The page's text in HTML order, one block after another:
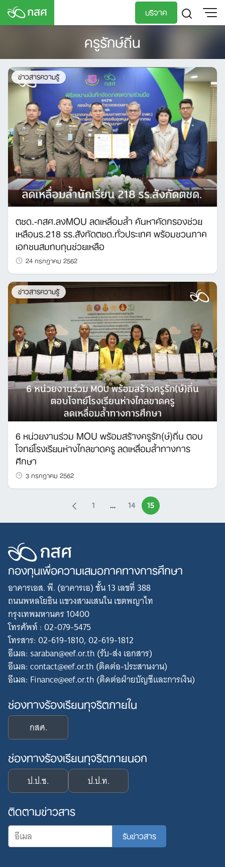
Skip
บริจาค
ครูรักษ์ถิ่น
ข่าวสารความรู้
ตชด.-กสศ.ลงMOU ลดเหลื่อมล้ำ ค้นหาคัดกรองช่วย
เหลือนร.218 รร.สังกัดตชด.ทั่วประเทศ พร้อมชวนภาค
เอกชนสมทบทุนช่วยเหลือ
24 กรกฎาคม 2562
ข่าวสารความรู้
6 หน่วยงานร่วม MOU พร้อมสร้างครูรัก(ษ์)ถิ่น ตอบ
โจทย์โรงเรียนห่างไกลขาดครู ลดเหลื่อมล้ำทางการ
ศึกษา
3 กรกฎาคม 2562
1 … 14 15
กองทุนเพื่อความเสมอภาคทางการศึกษา
อาคารเอส. พี. (อาคารเอ) ชั้น 13 เลขที่ 388
ถนนพหลโยธิน แขวงสามเสนใน เขตพญาไท
กรุงเทพมหานคร 10400
โทรศัพท์ : 02-079-5475
โทรสาร: 02-619-1810, 02-619-1812
อีเมล: saraban@eef.or.th (รับ-ส่ง เอกสาร)
อีเมล: contact@eef.or.th (ติดต่อ-ประสานงาน)
อีเมล: Finance@eef.or.th (ติดต่อฝ่ายบัญชีและการเงิน)
ช่องทางร้องเรียนทุจริตภายใน
กสศ.
ช่องทางร้องเรียนทุจริตภายนอก
ป.ป.ช. ป.ป.ท.
ติดตามข่าวสาร